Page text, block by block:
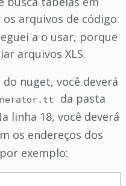
arquivos de código:
a o usar, porque
arquivos XLS.
nuget, você deverá
da pasta
linha 18, você deverá
os endereços dos
exemplo: